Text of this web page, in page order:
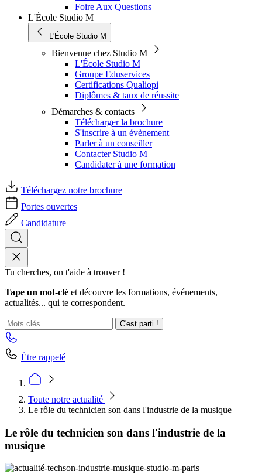
Foire Aux Questions
L'École Studio M
L'École Studio M
Bienvenue chez Studio M
L'École Studio M
Groupe Eduservices
Certifications Qualiopi
Diplômes & taux de réussite
Démarches & contacts
Télécharger la brochure
S'inscrire à un évènement
Parler à un conseiller
Contacter Studio M
Candidater à une formation
Téléchargez notre brochure
Portes ouvertes
Candidature
Tu cherches, on t'aide à trouver !
Tape un mot-clé et découvre les formations, événements,
actualités... qui te correspondent.
C'est parti !
Être rappelé
Toute notre actualité
Le rôle du technicien son dans l'industrie de la musique
Le rôle du technicien son dans l'industrie de la
musique